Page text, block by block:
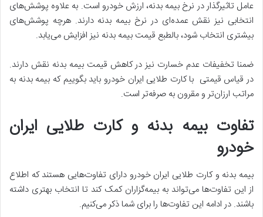
عامل تاثیرگذار در نرخ بیمه بدنه، ارزش خودرو است. به علاوه پوشش‌های
انتخابی نیز نقش عمده‌ای در نرخ بیمه بدنه دارند. هرچه پوشش‌های
بیشتری انتخاب شود، بالطبع قیمت بیمه بدنه نیز افزایش می‌یابد.
ضمنا تخفیفات عدم خسارت نیز در کاهش قیمت بیمه بدنه نقش دارند.
در قیاس قیمتی با کارت طلایی ایران خودرو باید بگوییم که بیمه بدنه به
مراتب ارزان‌تر و مقرون به صرفه‌تر است.
تفاوت بیمه بدنه و کارت طلایی ایران
خودرو
بیمه بدنه و کارت طلایی ایران خودرو دارای تفاوت‌هایی هستند که اطلاع
از این تفاوت‌ها می‌تواند به بیمه‌گزاران کمک کند تا انتخاب بهتری داشته
باشند. در ادامه این تفاوت‌ها را برای شما ذکر می‌کنیم.